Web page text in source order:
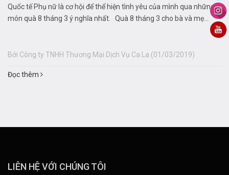
Quốc tế Phụ nữ là cơ hội để thể hiện tình yêu của mình qua những
món quà 8 tháng 3 ý nghĩa nhất. Quà 8 tháng 3 cho bà và mẹ...
Bởi Công ty TNHH Thương Mại Dịch Vụ Ca La (01/03/2019)
Đọc thêm
LIÊN HỆ VỚI CHÚNG TÔI